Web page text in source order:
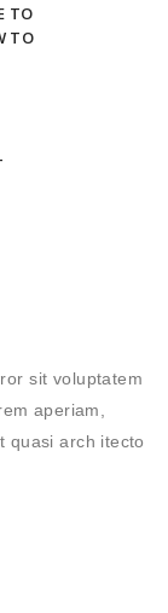
TO
TO
sit voluptatem
aperiam,
quasi arch itecto